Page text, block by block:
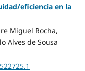
eficiencia en la
Miguel Rocha,
Alves de Sousa